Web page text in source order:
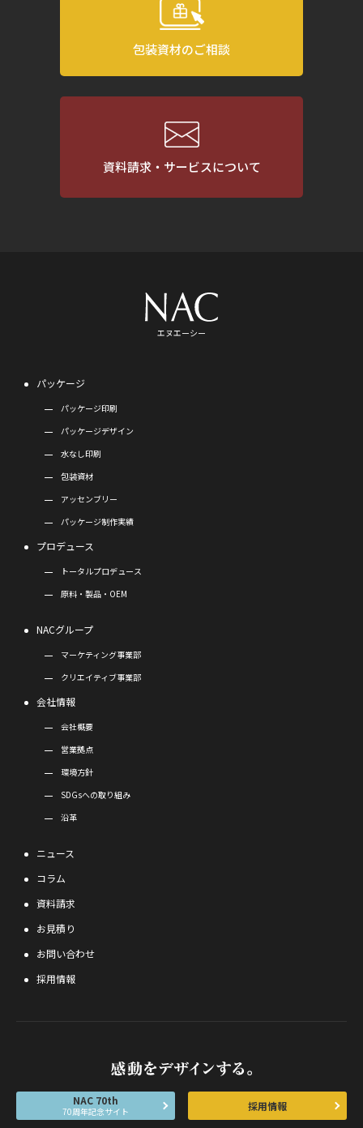
包装資材のご相談
資料請求・サービスについて
エヌエーシー
パッケージ
パッケージ印刷
パッケージデザイン
水なし印刷
包装資材
アッセンブリー
パッケージ制作実績
プロデュース
トータルプロデュース
原料・製品・OEM
NACグループ
マーケティング事業部
クリエイティブ事業部
会社情報
会社概要
営業拠点
環境方針
SDGsへの取り組み
沿革
ニュース
コラム
資料請求
お見積り
お問い合わせ
採用情報
NAC 70th
70周年記念サイト 採用情報